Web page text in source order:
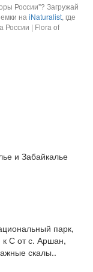
России"? Загружай
на iNaturalist, где
России | Flora of
и Забайкалье
парк,
к С от с. Аршан,
скалы..